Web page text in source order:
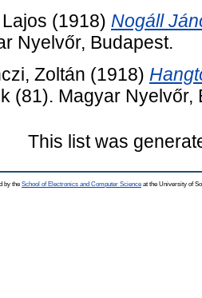
(1918) Nogáll
Nyelvőr, Budapest.
Zoltán (1918)
(81). Magyar Nyelvőr,
This list was
by the School of Electronics and Computer Science at the University of